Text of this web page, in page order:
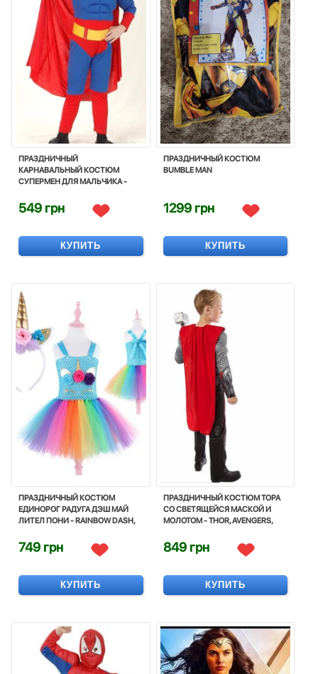
ПРАЗДНИЧНЫЙ
КАРНАВАЛЬНЫЙ КОСТЮМ
СУПЕРМЕН ДЛЯ МАЛЬЧИКА -
CARNIVAL, COSTUME, DISNEY
549 грн
КУПИТЬ
ПРАЗДНИЧНЫЙ КОСТЮМ
BUMBLE MAN
1299 грн
КУПИТЬ
ПРАЗДНИЧНЫЙ КОСТЮМ
ЕДИНОРОГ РАДУГА ДЭШ МАЙ
ЛИТЕЛ ПОНИ - RAINBOW DASH,
DISNEY
749 грн
КУПИТЬ
ПРАЗДНИЧНЫЙ КОСТЮМ ТОРА
СО СВЕТЯЩЕЙСЯ МАСКОЙ И
МОЛОТОМ - THOR, AVENGERS,
849 грн
КУПИТЬ